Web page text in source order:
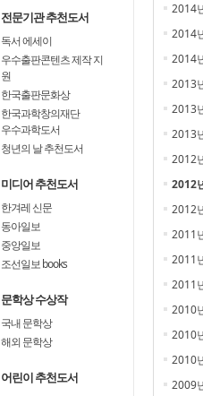
전문기관 추천도서
독서 에세이
우수출판콘텐츠 제작 지
원
한국출판문화상
한국과학창의재단
우수과학도서
청년의 날 추천도서
미디어 추천도서
한겨레 신문
동아일보
중앙일보
조선일보 books
문학상 수상작
국내 문학상
해외 문학상
어린이 추천도서
2014
2014
2014
2013
2013
2013
2012
2012
2012
2011
2011
2011
2010
2010
2010
2009